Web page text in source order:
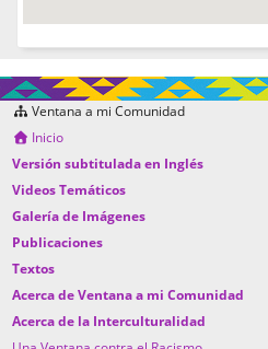
Ventana a mi Comunidad
Inicio
Versión subtitulada en Inglés
Videos Temáticos
Galería de Imágenes
Publicaciones
Textos
Acerca de Ventana a mi Comunidad
Acerca de la Interculturalidad